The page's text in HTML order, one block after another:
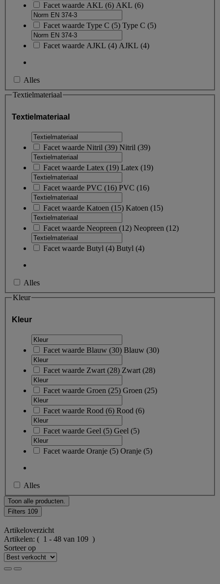
Facet waarde AKL (6) AKL (6)
Facet waarde Type C (5) Type C (5)
Facet waarde AJKL (4) AJKL (4)
Alles
Textielmateriaal
Textielmateriaal
Facet waarde Nitril (39) Nitril (39)
Facet waarde Latex (19) Latex (19)
Facet waarde PVC (16) PVC (16)
Facet waarde Katoen (15) Katoen (15)
Facet waarde Neopreen (12) Neopreen (12)
Facet waarde Butyl (4) Butyl (4)
Alles
Kleur
Kleur
Facet waarde Blauw (30) Blauw (30)
Facet waarde Zwart (28) Zwart (28)
Facet waarde Groen (25) Groen (25)
Facet waarde Rood (6) Rood (6)
Facet waarde Geel (5) Geel (5)
Facet waarde Oranje (5) Oranje (5)
Alles
Toon alle producten.
Filters 109
Artikeloverzicht
Artikelen: ( 1 - 48 van 109 )
Sorteer op